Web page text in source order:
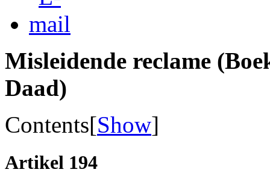
Misleidende reclame
Daad)
Contents[Show]
Artikel 194